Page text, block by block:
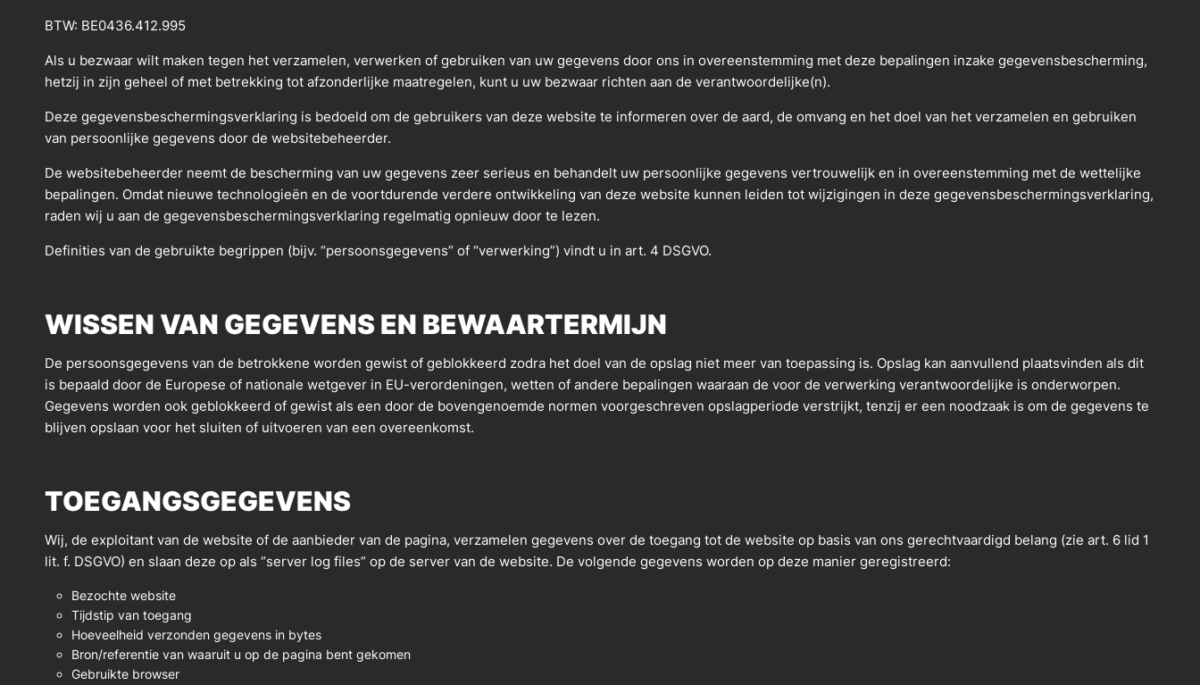
BTW: BE0436.412.995
Als u bezwaar wilt maken tegen het verzamelen, verwerken of gebruiken van uw gegevens door ons in overeenstemming met deze bepalingen inzake gegevensbescherming,
hetzij in zijn geheel of met betrekking tot afzonderlijke maatregelen, kunt u uw bezwaar richten aan de verantwoordelijke(n).
Deze gegevensbeschermingsverklaring is bedoeld om de gebruikers van deze website te informeren over de aard, de omvang en het doel van het verzamelen en gebruiken
van persoonlijke gegevens door de websitebeheerder.
De websitebeheerder neemt de bescherming van uw gegevens zeer serieus en behandelt uw persoonlijke gegevens vertrouwelijk en in overeenstemming met de wettelijke
bepalingen. Omdat nieuwe technologieën en de voortdurende verdere ontwikkeling van deze website kunnen leiden tot wijzigingen in deze gegevensbeschermingsverklaring,
raden wij u aan de gegevensbeschermingsverklaring regelmatig opnieuw door te lezen.
Definities van de gebruikte begrippen (bijv. “persoonsgegevens” of “verwerking”) vindt u in art. 4 DSGVO.
WISSEN VAN GEGEVENS EN BEWAARTERMIJN
De persoonsgegevens van de betrokkene worden gewist of geblokkeerd zodra het doel van de opslag niet meer van toepassing is. Opslag kan aanvullend plaatsvinden als dit
is bepaald door de Europese of nationale wetgever in EU-verordeningen, wetten of andere bepalingen waaraan de voor de verwerking verantwoordelijke is onderworpen.
Gegevens worden ook geblokkeerd of gewist als een door de bovengenoemde normen voorgeschreven opslagperiode verstrijkt, tenzij er een noodzaak is om de gegevens te
blijven opslaan voor het sluiten of uitvoeren van een overeenkomst.
TOEGANGSGEGEVENS
Wij, de exploitant van de website of de aanbieder van de pagina, verzamelen gegevens over de toegang tot de website op basis van ons gerechtvaardigd belang (zie art. 6 lid 1
lit. f. DSGVO) en slaan deze op als “server log files” op de server van de website. De volgende gegevens worden op deze manier geregistreerd:
Bezochte website
Tijdstip van toegang
Hoeveelheid verzonden gegevens in bytes
Bron/referentie van waaruit u op de pagina bent gekomen
Gebruikte browser